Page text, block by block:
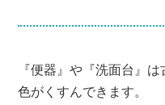
『便器』や『洗面台』
色がくすんできます。